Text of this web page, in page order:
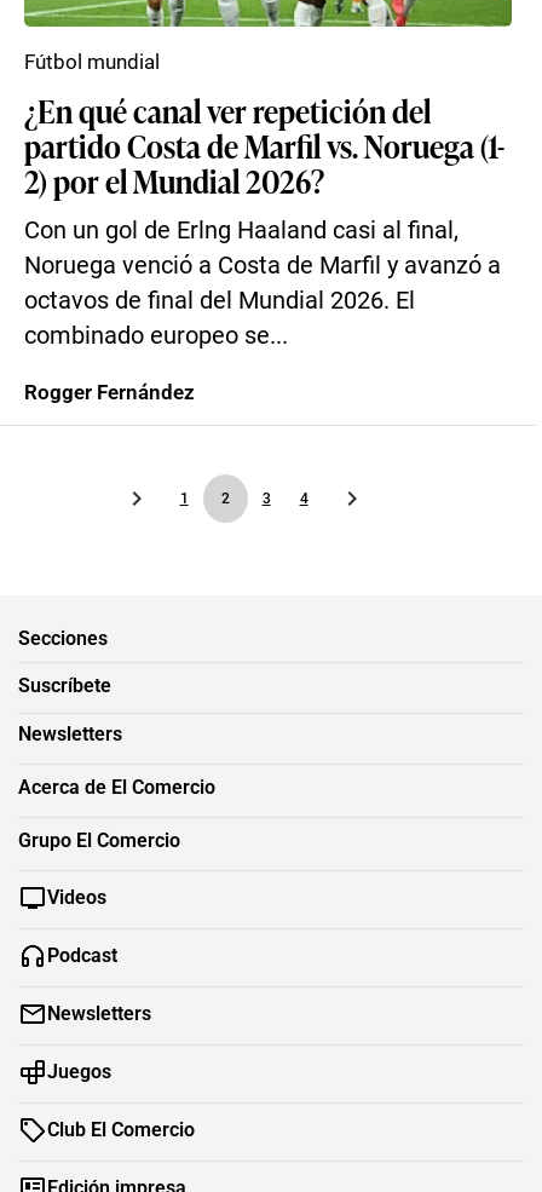
¿En qué canal ver repetición del
partido Costa de Marfil vs. Noruega (1-
2) por el Mundial 2026?
Con un gol de Erlng Haaland casi al final,
Noruega venció a Costa de Marfil y avanzó a
octavos de final del Mundial 2026. El
combinado europeo se...
Fútbol mundial
Rogger Fernández
1 2 3 4
Secciones
Suscríbete
Newsletters
Acerca de El Comercio
Grupo El Comercio
Videos
Podcast
Newsletters
Juegos
Club El Comercio
Edición impresa